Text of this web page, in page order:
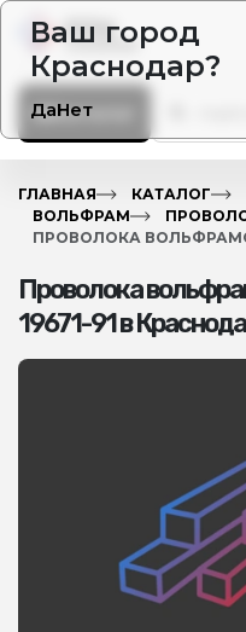
Ваш город
Краснодар?
ДаНет
Каталог
ГЛАВНАЯ КАТАЛОГ
ВОЛЬФРАМ
ПРОВОЛОКА
Проволока
19671-91 в